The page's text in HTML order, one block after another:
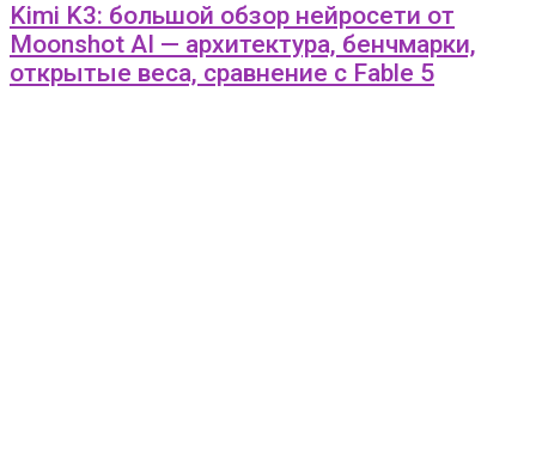
Kimi K3: большой обзор нейросети от
Moonshot AI — архитектура, бенчмарки,
открытые веса, сравнение с Fable 5